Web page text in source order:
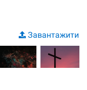
Завантажити